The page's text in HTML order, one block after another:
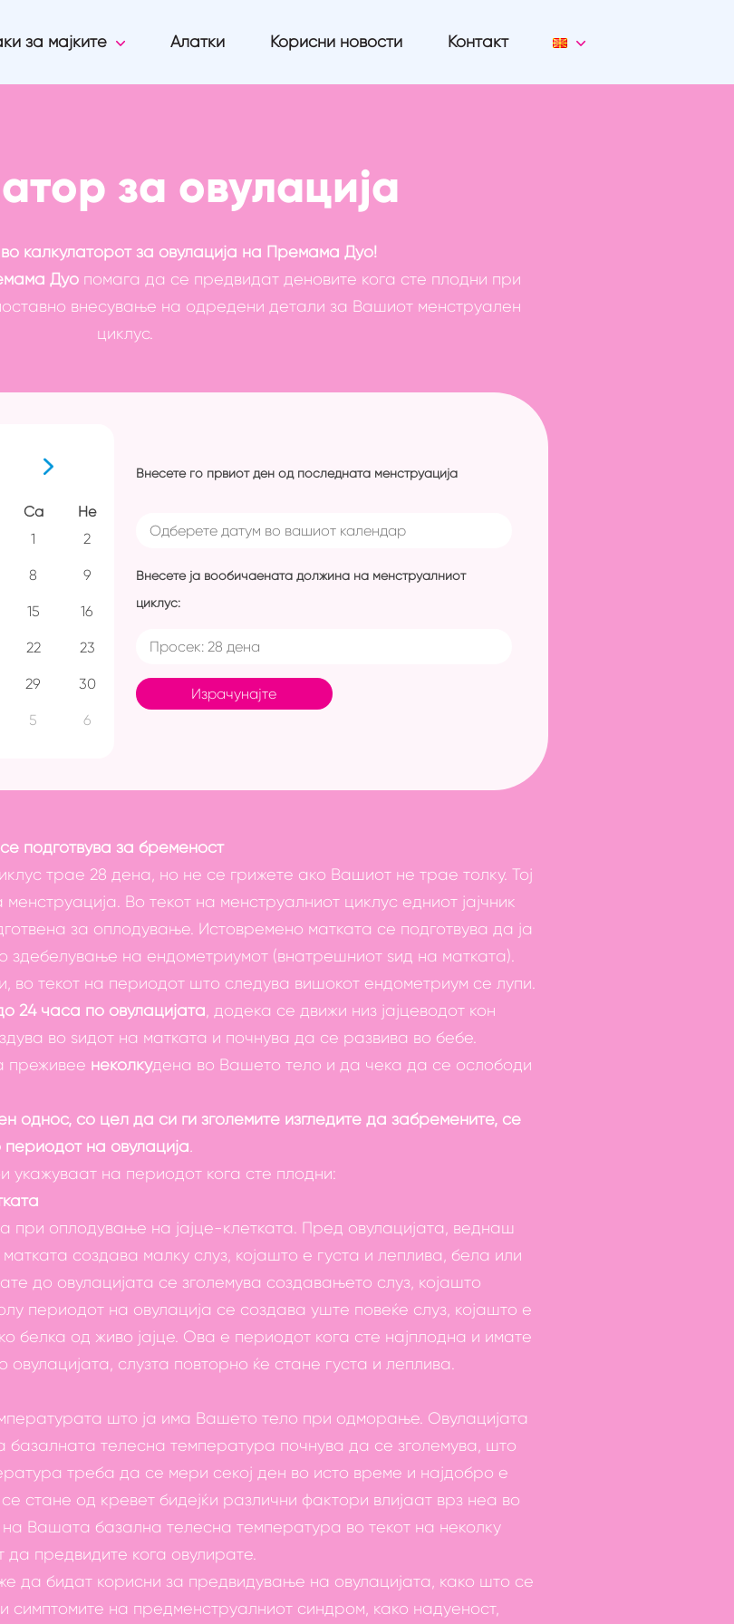
за мајките Алатки Корисни новости Контакт
за овулација
калкулаторот за овулација на Премама Дуо!
Дуо помага да се предвидат деновите кога сте плодни при
внесување на одредени детали за Вашиот менструален
циклус.
Са
Не
1 2
8 9
15 16
22 23
29 30
5 6
Внесете го првиот ден од последната менструација
Внесете ја вообичаената должина на менструалниот
циклус:
Израчунајте
подготвува за бременост
трае 28 дена, но не се грижете ако Вашиот не трае толку. Тој
Во текот на менструалниот циклус едниот јајчник
за оплодување. Истовремено матката се подготвува да ја
здебелување на ендометриумот (внатрешниот ѕид на матката).
во текот на периодот што следува вишокот ендометриум се лупи.
24 часа по овулацијата, додека се движи низ јајцеводот кон
во ѕидот на матката и почнува да се развива во бебе.
преживее неколкудена во Вашето тело и да чека да се ослободи
однос, со цел да си ги зголемите изгледите да забремените, се
на овулација.
укажуваат на периодот кога сте плодни:
при оплодување на јајце-клетката. Пред овулацијата, веднаш
создава малку слуз, којашто е густа и леплива, бела или
до овулацијата се зголемува создавањето слуз, којашто
периодот на овулација се создава уште повеќе слуз, којашто е
белка од живо јајце. Ова е периодот кога сте најплодна и имате
слузта повторно ќе стане густа и леплива.
што ја има Вашето тело при одморање. Овулацијата
базалната телесна температура почнува да се зголемува, што
треба да се мери секој ден во исто време и најдобро е
стане од кревет бидејќи различни фактори влијаат врз неа во
Вашата базална телесна температура во текот на неколку
предвидите кога овулирате.
да бидат корисни за предвидување на овулацијата, како што се
симптомите на предменструалниот синдром, како надуеност,